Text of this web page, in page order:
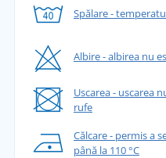
Spălare -
Albire - albirea nu
Uscarea - uscarea
rufe
Călcare - permis a
până la 110 °C